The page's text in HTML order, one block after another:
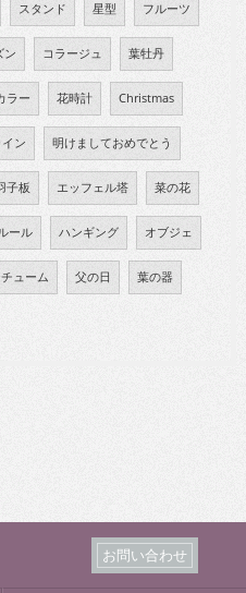
スタンド 星型 フルーツ
ン コラージュ 葉牡丹
ラー 花時計 Christmas
ン 明けましておめでとう
子板 エッフェル塔 菜の花
ール ハンギング オブジェ
ューム 父の日 葉の器
お問い合わせ